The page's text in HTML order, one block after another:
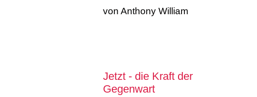
von Anthony William
Jetzt - die Kraft der
Gegenwart